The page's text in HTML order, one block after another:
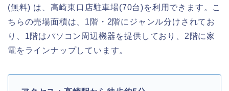
(無料) は、高崎東口店駐車場(70台)を利用できます。こ
ちらの売場面積は、1階・2階にジャンル分けされてお
り、1階はパソコン周辺機器を提供しており、2階に家
電をラインナップしています。